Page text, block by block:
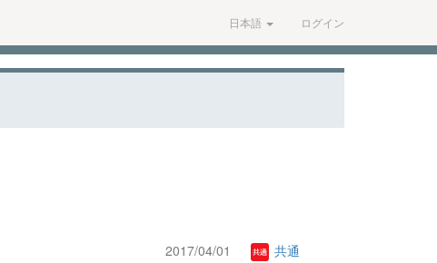
日本語 ログイン
2017/04/01 共通